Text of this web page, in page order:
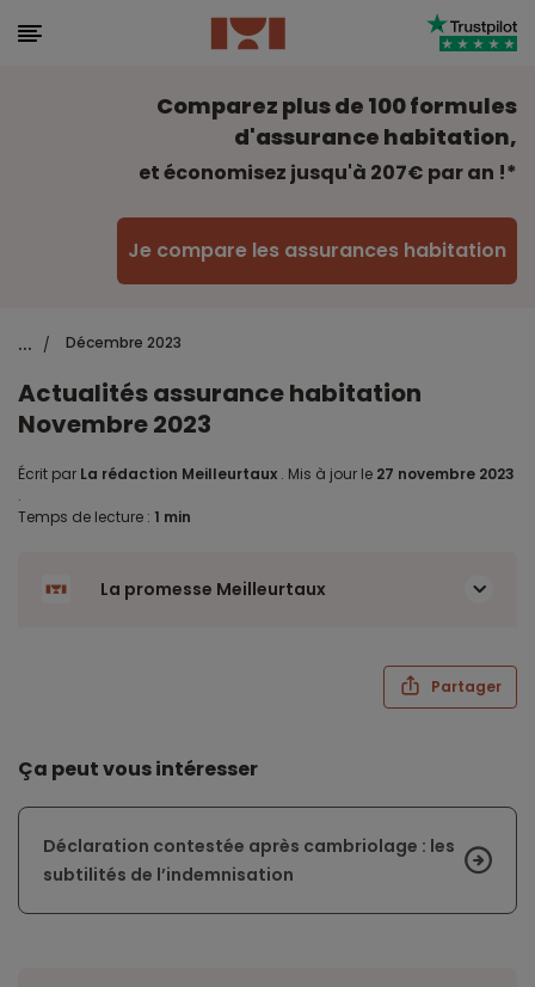
Comparez plus de 100 formules
d'assurance habitation,
et économisez jusqu'à 207€ par an !*
Je compare les assurances habitation
... / Décembre 2023
Actualités assurance habitation
Novembre 2023
Écrit par La rédaction Meilleurtaux . Mis à jour le 27 novembre 2023
.
Temps de lecture : 1 min
La promesse Meilleurtaux
Partager
Ça peut vous intéresser
Déclaration contestée après cambriolage : les
subtilités de l’indemnisation